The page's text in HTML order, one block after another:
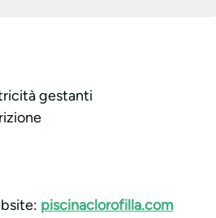
gestanti
piscinaclorofilla.com